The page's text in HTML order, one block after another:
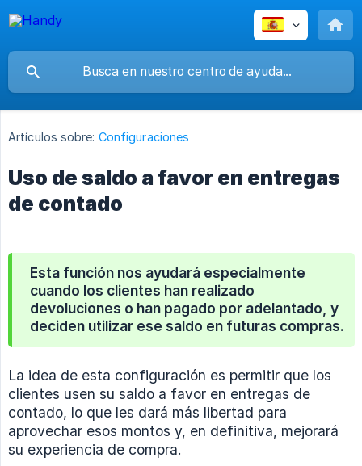
Artículos sobre: Configuraciones
Uso de saldo a favor en entregas
de contado
Esta función nos ayudará especialmente
cuando los clientes han realizado
devoluciones o han pagado por adelantado, y
deciden utilizar ese saldo en futuras compras.
La idea de esta configuración es permitir que los
clientes usen su saldo a favor en entregas de
contado, lo que les dará más libertad para
aprovechar esos montos y, en definitiva, mejorará
su experiencia de compra.